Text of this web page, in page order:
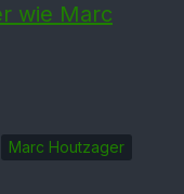
wie Marc
Marc Houtzager